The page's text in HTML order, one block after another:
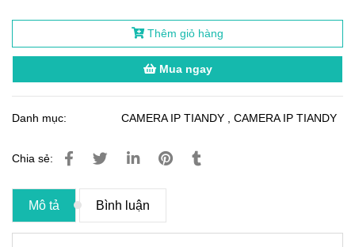
Thêm giỏ hàng
Mua ngay
Danh mục: CAMERA IP TIANDY ,CAMERA IP TIANDY
Chia sẻ:
Mô tả Bình luận